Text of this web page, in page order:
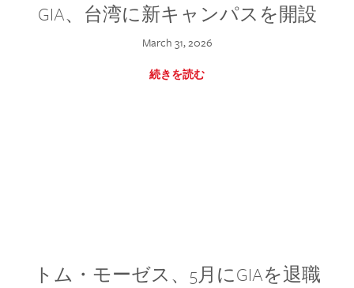
GIA、台湾に新キャンパスを開設
March 31, 2026
続きを読む
トム・モーゼス、5月にGIAを退職